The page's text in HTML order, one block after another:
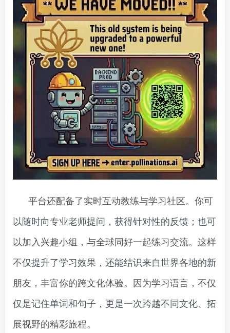
平台还配备了实时互动教练与学习社区。你可
以随时向专业老师提问，获得针对性的反馈；也可
以加入兴趣小组，与全球同好一起练习交流。这样
不仅提升了学习效果，还能结识来自世界各地的新
朋友，丰富你的跨文化体验。因为学习语言，不仅
仅是记住单词和句子，更是一次跨越不同文化、拓
展视野的精彩旅程。